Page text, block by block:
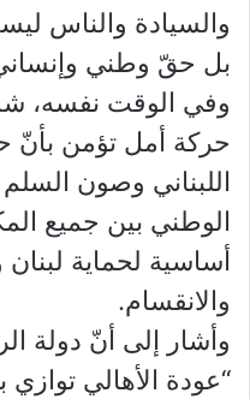
والسيادة والناس
بل حقّ وطني
وفي الوقت نفسه،
حركة أمل تؤمن بأنّ
اللبناني وصون السلم
الوطني بين جميع
أساسية لحماية
والانقسام.
وأشار إلى أنّ دولة
“عودة الأهالي